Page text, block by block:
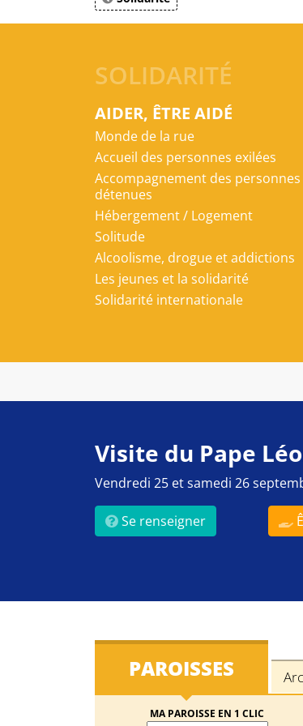
SOLIDARITÉ
AIDER, ÊTRE AIDÉ
Monde de la rue
Accueil des personnes exilées
Accompagnement des personnes
détenues
Hébergement / Logement
Solitude
Alcoolisme, drogue et addictions
Les jeunes et la solidarité
Solidarité internationale
Visite du Pape
Vendredi 25 et samedi 26
Se renseigner
PAROISSES
MA PAROISSE EN 1 CLIC